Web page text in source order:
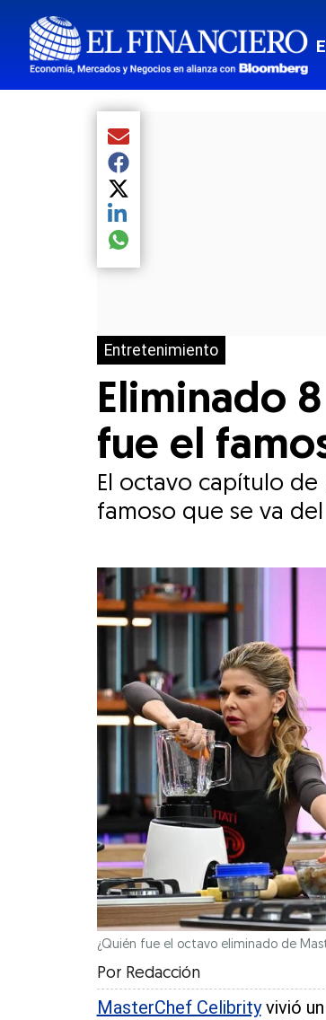
Entretenimiento
Eliminado
fue el
El octavo capítulo de
famoso que se va
Compartir el artículo actual
Compartir el artículo actual
Compartir el artículo actual
Compartir el artículo actual
Compartir el artículo actual
¿Quién fue el octavo eliminado de
Por Redacción
MasterChef Celibrityvivió un